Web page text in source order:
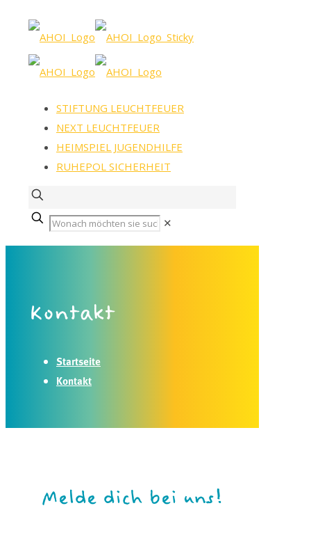
STIFTUNG LEUCHTFEUER
NEXT LEUCHTFEUER
HEIMSPIEL JUGENDHILFE
RUHEPOL SICHERHEIT
✕
Kontakt
Startseite
Kontakt
Melde dich bei uns!